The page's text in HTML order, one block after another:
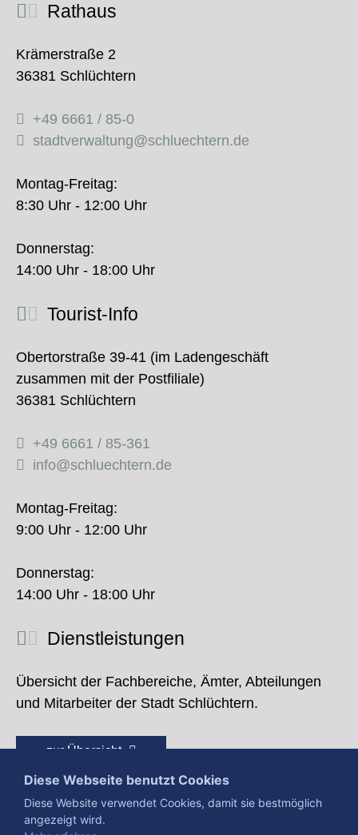
Rathaus
Krämerstraße 2
36381 Schlüchtern
+49 6661 / 85-0
stadtverwaltung@schluechtern.de
Montag-Freitag:
8:30 Uhr - 12:00 Uhr
Donnerstag:
14:00 Uhr - 18:00 Uhr
Tourist-Info
Obertorstraße 39-41 (im Ladengeschäft
zusammen mit der Postfiliale)
36381 Schlüchtern
+49 6661 / 85-361
info@schluechtern.de
Montag-Freitag:
9:00 Uhr - 12:00 Uhr
Donnerstag:
14:00 Uhr - 18:00 Uhr
Dienstleistungen
Übersicht der Fachbereiche, Ämter, Abteilungen
und Mitarbeiter der Stadt Schlüchtern.
zur Übersicht
Diese Webseite benutzt Cookies
Diese Website verwendet Cookies, damit sie bestmöglich
angezeigt wird.